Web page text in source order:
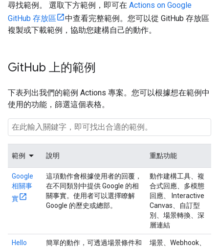
尋找範例。 選取下方範例，即可在 Actions on Google
GitHub 存放區
中查看完整範例。您可以從 GitHub 存放區
複製或下載範例，協助您建構自己的動作。
GitHub 上的範例
下表列出我們的範例 Actions 專案。您可以根據想在範例中
使用的功能，篩選這個表格。
範例 說明 重點功能
Google
相關事
實
這項動作會根據使用者的回覆，
在不同類別中提供 Google 的相
關事實。使用者可以選擇瞭解
Google 的歷史或總部。
動作建構工具、複
合式回應、多模態
回應、 Interactive
Canvas、自訂型
別、場景轉換、深
層連結
Hello
簡單的動作，可透過場景條件和
場景、Webhook、